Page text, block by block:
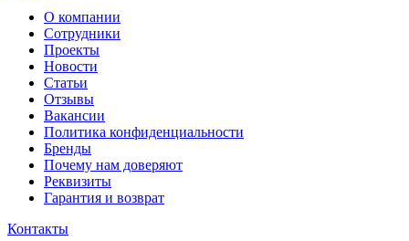
О компании
Сотрудники
Проекты
Новости
Статьи
Отзывы
Вакансии
Политика конфиденциальности
Бренды
Почему нам доверяют
Реквизиты
Гарантия и возврат
Контакты